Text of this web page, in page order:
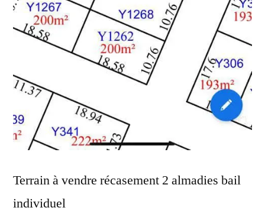
Terrain à vendre récasement 2 almadies bail
individuel